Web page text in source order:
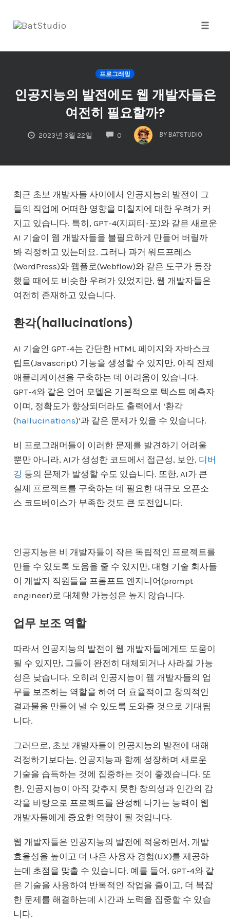
프로그래밍
인공지능의 발전에도 웹 개발자들은
여전히 필요할까?
2023년 3월 22일 0
COMMENTS
BY BATSTUDIO
최근 초보 개발자들 사이에서 인공지능의 발전이 그
들의 직업에 어떠한 영향을 미칠지에 대한 우려가 커
지고 있습니다. 특히, GPT-4(지피티-포)와 같은 새로운
AI 기술이 웹 개발자들을 불필요하게 만들어 버릴까
봐 걱정하고 있는데요. 그러나 과거 워드프레스
(WordPress)와 웹플로(Webflow)와 같은 도구가 등장
했을 때에도 비슷한 우려가 있었지만, 웹 개발자들은
여전히 존재하고 있습니다.
환각(hallucinations)
AI 기술인 GPT-4는 간단한 HTML 페이지와 자바스크
립트(Javascript) 기능을 생성할 수 있지만, 아직 전체
애플리케이션을 구축하는 데 어려움이 있습니다.
GPT-4와 같은 언어 모델은 기본적으로 텍스트 예측자
이며, 정확도가 향상되더라도 출력에서 ‘환각
(hallucinations)’과 같은 문제가 있을 수 있습니다.
비 프로그래머들이 이러한 문제를 발견하기 어려울
뿐만 아니라, AI가 생성한 코드에서 접근성, 보안, 디버
깅 등의 문제가 발생할 수도 있습니다. 또한, AI가 큰
실제 프로젝트를 구축하는 데 필요한 대규모 오픈소
스 코드베이스가 부족한 것도 큰 도전입니다.
인공지능은 비 개발자들이 작은 독립적인 프로젝트를
만들 수 있도록 도움을 줄 수 있지만, 대형 기술 회사들
이 개발자 직원들을 프롬프트 엔지니어(prompt
engineer)로 대체할 가능성은 높지 않습니다.
업무 보조 역할
따라서 인공지능의 발전이 웹 개발자들에게도 도움이
될 수 있지만, 그들이 완전히 대체되거나 사라질 가능
성은 낮습니다. 오히려 인공지능이 웹 개발자들의 업
무를 보조하는 역할을 하여 더 효율적이고 창의적인
결과물을 만들어 낼 수 있도록 도와줄 것으로 기대됩
니다.
그러므로, 초보 개발자들이 인공지능의 발전에 대해
걱정하기보다는, 인공지능과 함께 성장하며 새로운
기술을 습득하는 것에 집중하는 것이 좋겠습니다. 또
한, 인공지능이 아직 갖추지 못한 창의성과 인간의 감
각을 바탕으로 프로젝트를 완성해 나가는 능력이 웹
개발자들에게 중요한 역량이 될 것입니다.
웹 개발자들은 인공지능의 발전에 적응하면서, 개발
효율성을 높이고 더 나은 사용자 경험(UX)를 제공하
는데 초점을 맞출 수 있습니다. 예를 들어, GPT-4와 같
은 기술을 사용하여 반복적인 작업을 줄이고, 더 복잡
한 문제를 해결하는데 시간과 노력을 집중할 수 있습
니다.